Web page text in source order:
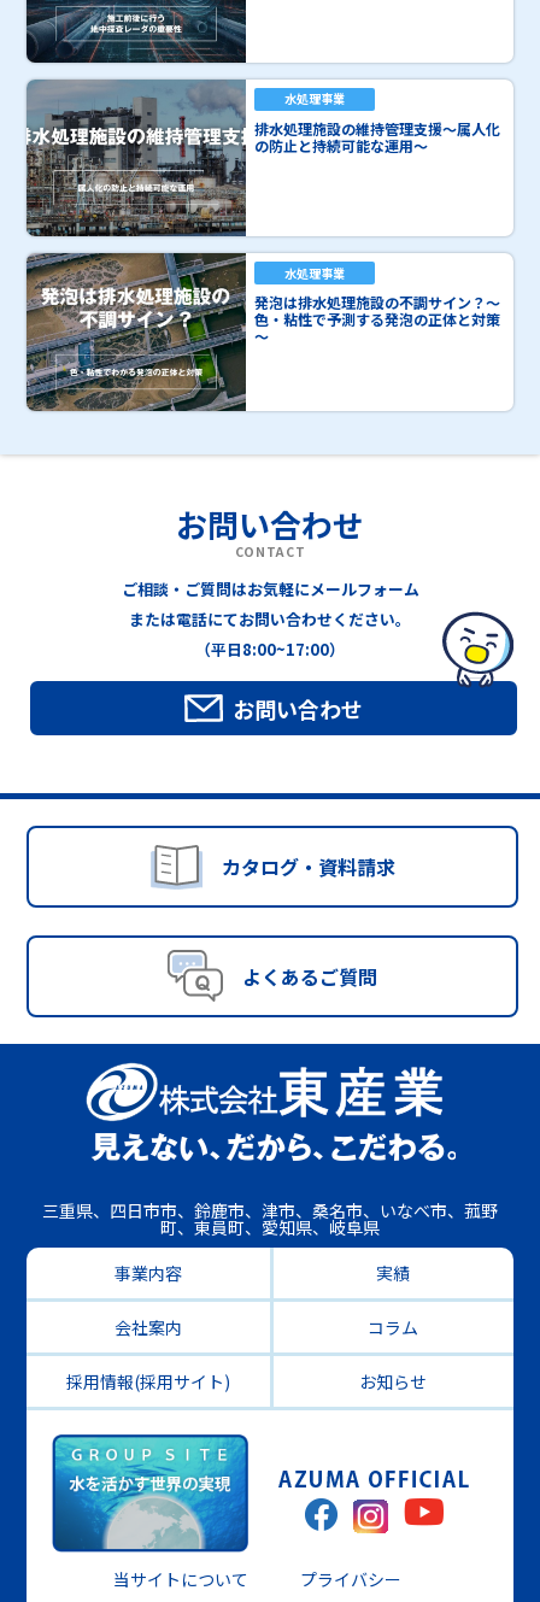
水処理事業
排水処理施設の維持管理支援～属人化
の防止と持続可能な運用～
水処理事業
発泡は排水処理施設の不調サイン？～
色・粘性で予測する発泡の正体と対策
～
お問い合わせ
CONTACT
ご相談・ご質問はお気軽にメールフォーム
または電話にてお問い合わせください。
（平日8:00~17:00）
お問い合わせ
カタログ・資料請求
よくあるご質問
三重県、四日市市、鈴鹿市、津市、桑名市、いなべ市、菰野
町、東員町、愛知県、岐阜県
事業内容
実績
会社案内 コラム
採用情報(採用サイト) お知らせ
当サイトについて
プライバシー